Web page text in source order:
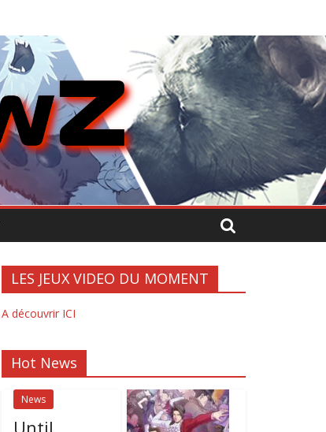
LES JEUX VIDEO DU MOMENT
A découvrir ICI
Hot News
News